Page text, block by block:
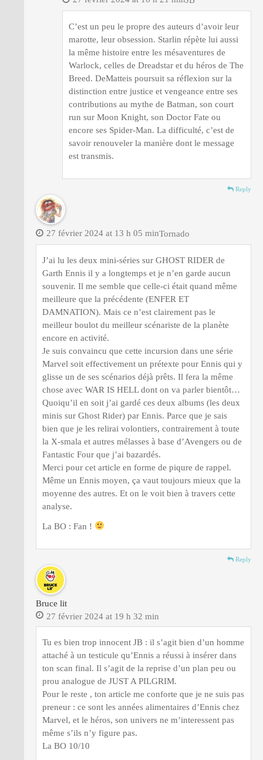
C’est un peu le propre des auteurs d’avoir leur
marotte, leur obsession. Starlin répète lui aussi
la même histoire entre les mésaventures de
Warlock, celles de Dreadstar et du héros de The
Breed. DeMatteis poursuit sa réflexion sur la
distinction entre justice et vengeance entre ses
contributions au mythe de Batman, son court
run sur Moon Knight, son Doctor Fate ou
encore ses Spider-Man. La difficulté, c’est de
savoir renouveler la manière dont le message
est transmis.
Reply
Tornado
27 février 2024 at 13 h 05 min
J’ai lu les deux mini-séries sur GHOST RIDER de
Garth Ennis il y a longtemps et je n’en garde aucun
souvenir. Il me semble que celle-ci était quand même
meilleure que la précédente (ENFER ET
DAMNATION). Mais ce n’est clairement pas le
meilleur boulot du meilleur scénariste de la planète
encore en activité.
Je suis convaincu que cette incursion dans une série
Marvel soit effectivement un prétexte pour Ennis qui y
glisse un de ses scénarios déjà prêts. Il fera la même
chose avec WAR IS HELL dont on va parler bientôt…
Quoiqu’il en soit j’ai gardé ces deux albums (les deux
minis sur Ghost Rider) par Ennis. Parce que je sais
bien que je les relirai volontiers, contrairement à toute
la X-smala et autres mélasses à base d’Avengers ou de
Fantastic Four que j’ai bazardés.
Merci pour cet article en forme de piqure de rappel.
Même un Ennis moyen, ça vaut toujours mieux que la
moyenne des autres. Et on le voit bien à travers cette
analyse.
La BO : Fan !
Reply
Bruce lit
27 février 2024 at 19 h 32 min
Tu es bien trop innocent JB : il s’agit bien d’un homme
attaché à un testicule qu’Ennis a réussi à insérer dans
ton scan final. Il s’agit de la reprise d’un plan peu ou
prou analogue de JUST A PILGRIM.
Pour le reste , ton article me conforte que je ne suis pas
preneur : ce sont les années alimentaires d’Ennis chez
Marvel, et le héros, son univers ne m’interessent pas
même s’ils n’y figure pas.
La BO 10/10